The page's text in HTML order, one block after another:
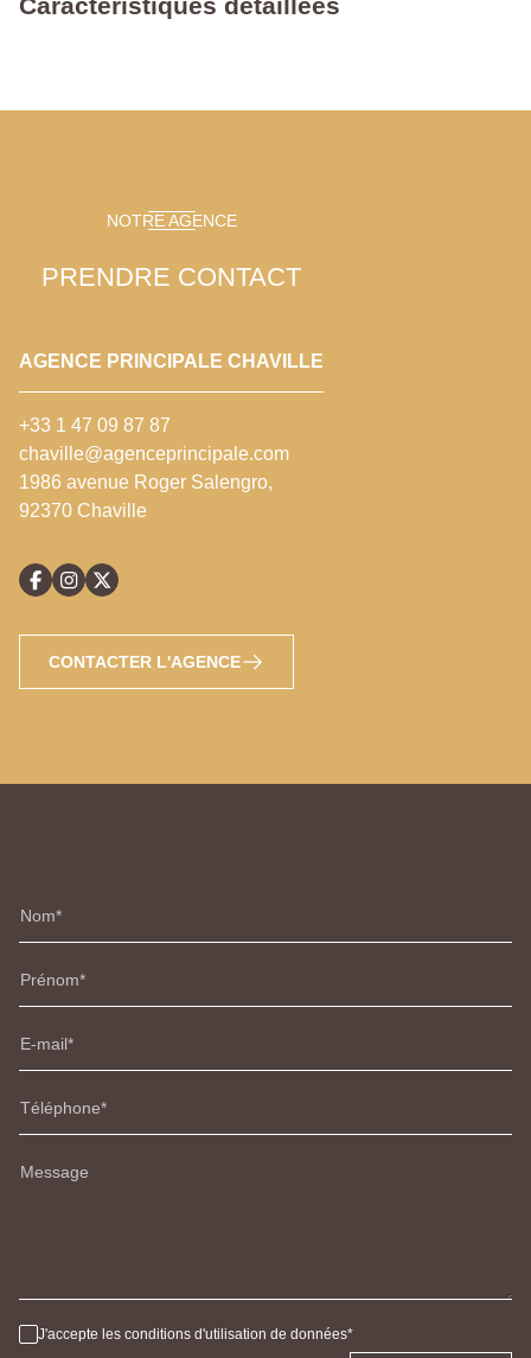
Caractéristiques détaillées
NOTRE AGENCE
PRENDRE CONTACT
AGENCE PRINCIPALE CHAVILLE
+33 1 47 09 87 87
chaville@agenceprincipale.com
1986 avenue Roger Salengro,
92370 Chaville
CONTACTER L'AGENCE
Nom
Prénom
E-mail
Téléphone
Message
J'accepte les conditions d'utilisation de données